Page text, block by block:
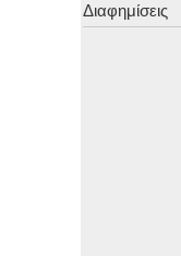
Διαφημίσεις